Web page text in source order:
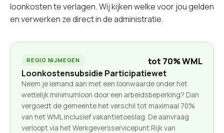
loonkosten te verlagen. Wij kijken welke voor jou gelden
en verwerken ze direct in de administratie.
REGIO NIJMEGEN tot 70% WML
Loonkostensubsidie Participatiewet
Neem je iemand aan met een loonwaarde onder het
wettelijk minimumloon door een arbeidsbeperking? Dan
vergoedt de gemeente het verschil tot maximaal 70%
van het WML inclusief vakantietoeslag. De aanvraag
verloopt via het Werkgeversservicepunt Rijk van